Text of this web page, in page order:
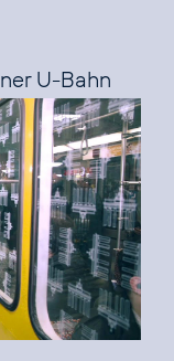
U-Bahn